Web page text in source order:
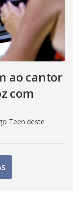
ao cantor
com
Teen deste